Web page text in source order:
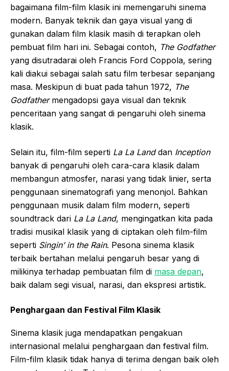
bagaimana film-film klasik ini memengaruhi sinema
modern. Banyak teknik dan gaya visual yang di
gunakan dalam film klasik masih di terapkan oleh
pembuat film hari ini. Sebagai contoh, The Godfather
yang disutradarai oleh Francis Ford Coppola, sering
kali diakui sebagai salah satu film terbesar sepanjang
masa. Meskipun di buat pada tahun 1972, The
Godfathermengadopsi gaya visual dan teknik
penceritaan yang sangat di pengaruhi oleh sinema
klasik.
Selain itu, film-film seperti La La Landdan Inception
banyak di pengaruhi oleh cara-cara klasik dalam
membangun atmosfer, narasi yang tidak linier, serta
penggunaan sinematografi yang menonjol. Bahkan
penggunaan musik dalam film modern, seperti
soundtrack dari La La Land, mengingatkan kita pada
tradisi musikal klasik yang di ciptakan oleh film-film
seperti Singin’ in the Rain. Pesona sinema klasik
terbaik bertahan melalui pengaruh besar yang di
milikinya terhadap pembuatan film di masa depan,
baik dalam segi visual, narasi, dan ekspresi artistik.
Penghargaan dan Festival Film Klasik
Sinema klasik juga mendapatkan pengakuan
internasional melalui penghargaan dan festival film.
Film-film klasik tidak hanya di terima dengan baik oleh